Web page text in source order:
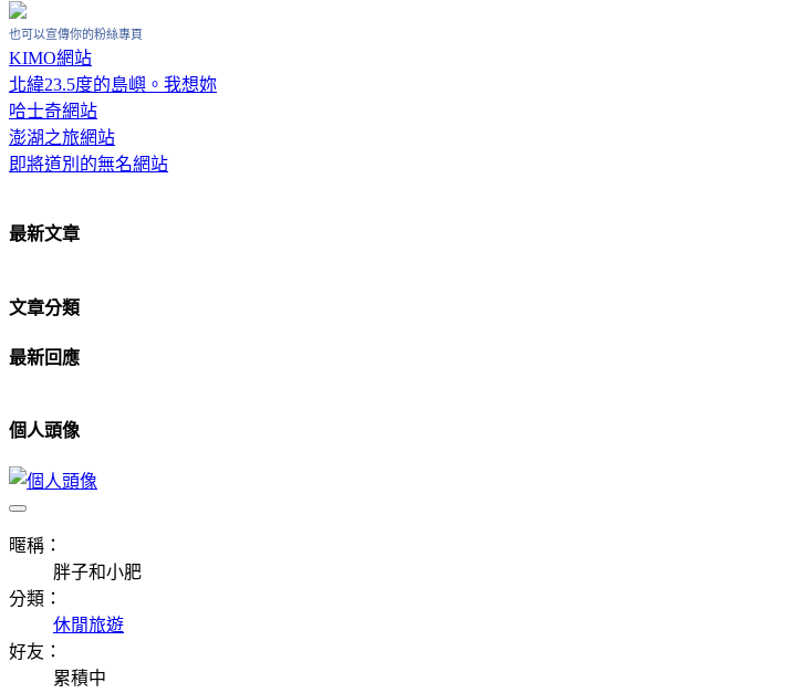
也可以宣傳你的粉絲專頁
KIMO網站
北緯23.5度的島嶼。我想妳
哈士奇網站
澎湖之旅網站
即將道別的無名網站
最新文章
文章分類
最新回應
個人頭像
暱稱：
胖子和小肥
分類：
休閒旅遊
好友：
累積中